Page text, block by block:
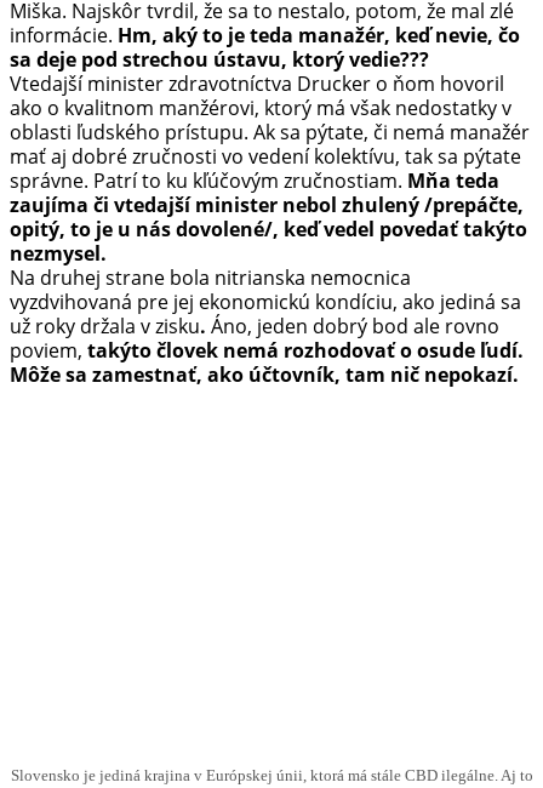
Miška. Najskôr tvrdil, že sa to nestalo, potom, že mal zlé
informácie. Hm, aký to je teda manažér, keď nevie, čo
sa deje pod strechou ústavu, ktorý vedie???
Vtedajší minister zdravotníctva Drucker o ňom hovoril
ako o kvalitnom manžérovi, ktorý má však nedostatky v
oblasti ľudského prístupu. Ak sa pýtate, či nemá manažér
mať aj dobré zručnosti vo vedení kolektívu, tak sa pýtate
správne. Patrí to ku kľúčovým zručnostiam. Mňa teda
zaujíma či vtedajší minister nebol zhulený /prepáčte,
opitý, to je u nás dovolené/, keď vedel povedať takýto
nezmysel.
Na druhej strane bola nitrianska nemocnica
vyzdvihovaná pre jej ekonomickú kondíciu, ako jediná sa
už roky držala v zisku. Áno, jeden dobrý bod ale rovno
poviem, takýto človek nemá rozhodovať o osude ľudí.
Môže sa zamestnať, ako účtovník, tam nič nepokazí.
Slovensko je jediná krajina v Európskej únii, ktorá má stále CBD ilegálne. Aj to